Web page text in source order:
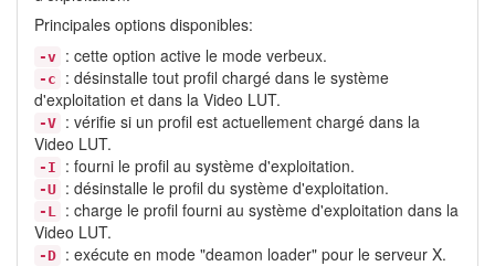
Principales options disponibles:
-v : cette option active le mode verbeux.
-c
: désinstalle tout profil chargé dans le système
d'exploitation et dans la Video LUT.
-V : vérifie si un profil est actuellement chargé dans la
Video LUT.
-I : fourni le profil au système d'exploitation.
-U : désinstalle le profil du système d'exploitation.
-L
: charge le profil fourni au système d'exploitation dans la
Video LUT.
-D : exécute en mode "deamon loader" pour le serveur X.